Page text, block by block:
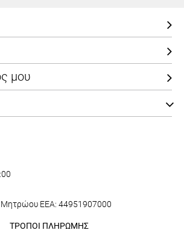
μου
ΕΕΑ: 44951907000
ΤΡΟΠΟΙ ΠΛΗΡΩΜΗΣ